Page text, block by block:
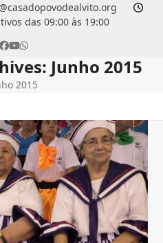
das 09:00 às 19:00
Facebook
YouTube
Whatsapp
Junho 2015
2015